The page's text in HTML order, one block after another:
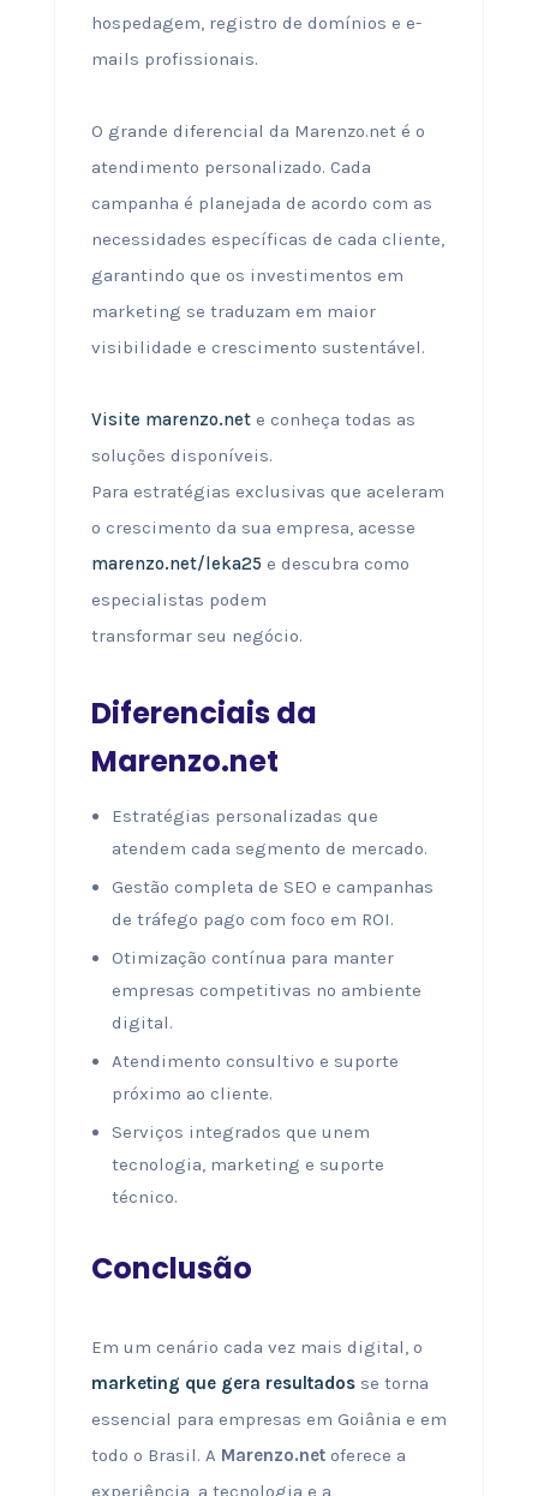
hospedagem, registro de domínios e e-
mails profissionais.
O grande diferencial da Marenzo.net é o
atendimento personalizado. Cada
campanha é planejada de acordo com as
necessidades específicas de cada cliente,
garantindo que os investimentos em
marketing se traduzam em maior
visibilidade e crescimento sustentável.
Visite marenzo.nete conheça todas as
soluções disponíveis.
Para estratégias exclusivas que aceleram
o crescimento da sua empresa, acesse
marenzo.net/leka25 e descubra como
especialistas podem
transformar seu negócio.
Diferenciais da
Marenzo.net
Estratégias personalizadas que
atendem cada segmento de mercado.
Gestão completa de SEO e campanhas
de tráfego pago com foco em ROI.
Otimização contínua para manter
empresas competitivas no ambiente
digital.
Atendimento consultivo e suporte
próximo ao cliente.
Serviços integrados que unem
tecnologia, marketing e suporte
técnico.
Conclusão
Em um cenário cada vez mais digital, o
marketing que gera resultadosse torna
essencial para empresas em Goiânia e em
todo o Brasil. A Marenzo.netoferece a
experiência, a tecnologia e a